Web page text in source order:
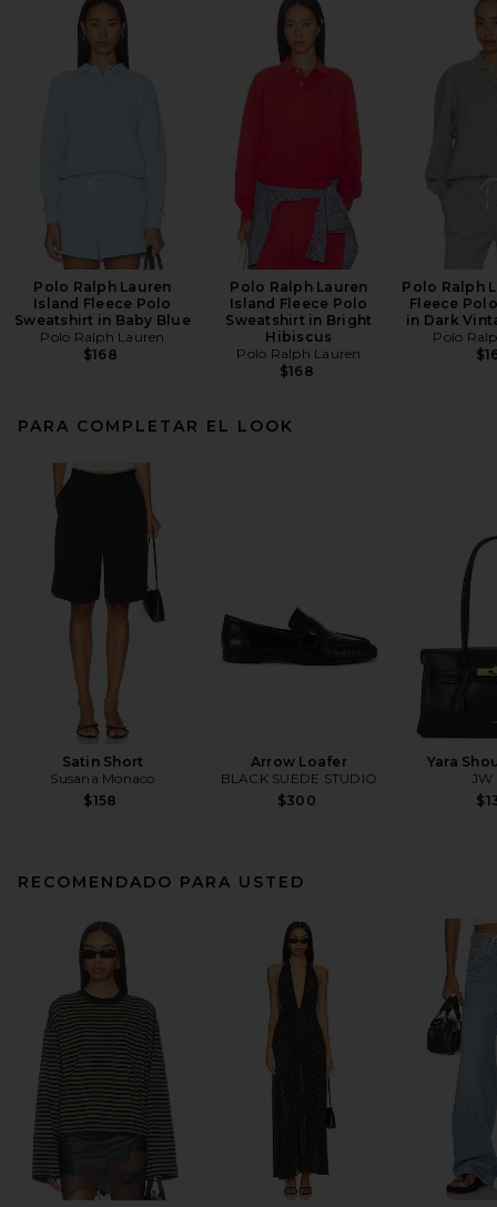
Polo Ralph Lauren
Island Fleece Polo
Sweatshirt in Baby Blue
Polo Ralph Lauren
$168
Polo Ralph Lauren
Island Fleece Polo
Sweatshirt in Bright
Hibiscus
Polo Ralph Lauren
$168
Polo Ralph
Fleece
in Dark
Polo
PARA COMPLETAR EL LOOK
Satin Short
Susana Monaco
$158
Arrow Loafer
BLACK SUEDE STUDIO
$300
Yara
JW
RECOMENDADO PARA USTED